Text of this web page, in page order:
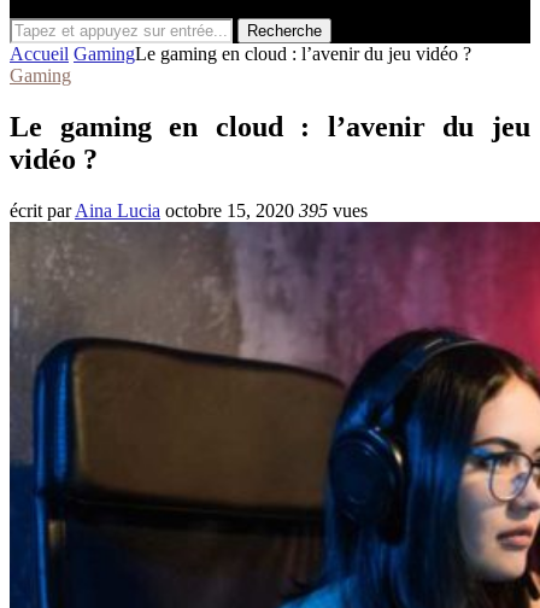
Recherche
Accueil GamingLe gaming en cloud : l’avenir du jeu vidéo ?
Gaming
Le gaming en cloud : l’avenir du jeu
vidéo ?
écrit parAina Lucia octobre 15, 2020 395 vues